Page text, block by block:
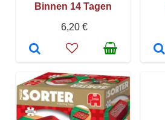
Binnen 14 Tagen
6,20 €